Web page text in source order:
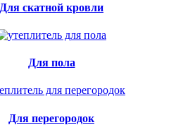
Для скатной кровли
Для пола
Для перегородок